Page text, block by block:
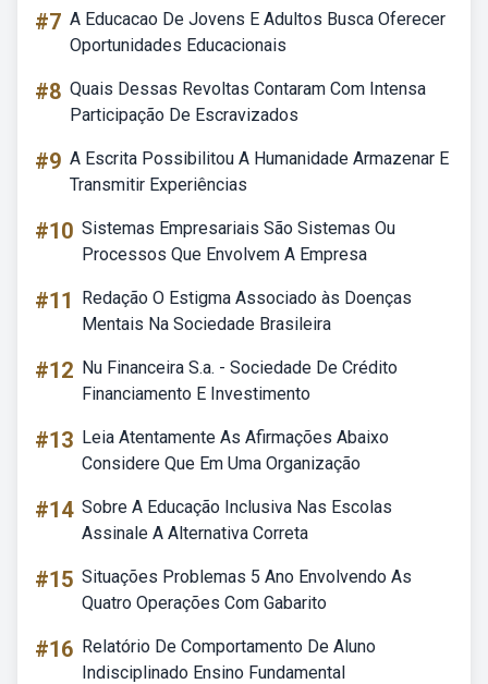
#7 A Educacao De Jovens E Adultos Busca Oferecer
Oportunidades Educacionais
#8 Quais Dessas Revoltas Contaram Com Intensa
Participação De Escravizados
#9 A Escrita Possibilitou A Humanidade Armazenar E
Transmitir Experiências
#10 Sistemas Empresariais São Sistemas Ou
Processos Que Envolvem A Empresa
#11
Redação O Estigma Associado às Doenças
Mentais Na Sociedade Brasileira
#12 Nu Financeira S.a. - Sociedade De Crédito
Financiamento E Investimento
#13 Leia Atentamente As Afirmações Abaixo
Considere Que Em Uma Organização
#14 Sobre A Educação Inclusiva Nas Escolas
Assinale A Alternativa Correta
#15 Situações Problemas 5 Ano Envolvendo As
Quatro Operações Com Gabarito
#16 Relatório De Comportamento De Aluno
Indisciplinado Ensino Fundamental